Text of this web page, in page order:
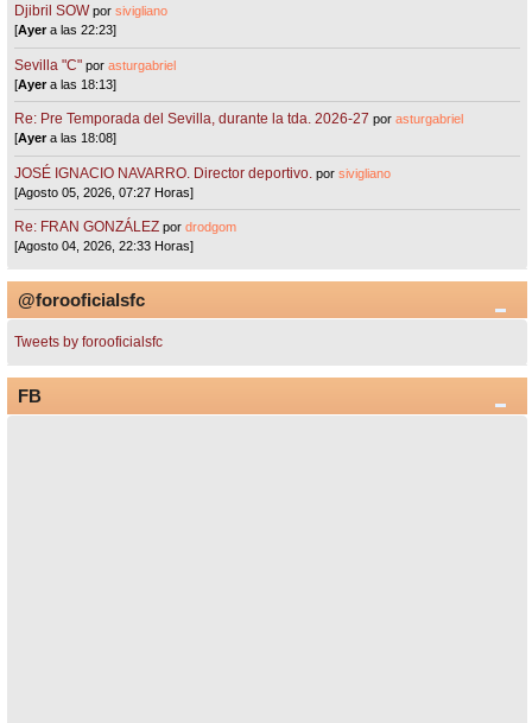
Djibril SOW porsivigliano
[Ayera las 22:23]
Sevilla "C"porasturgabriel
[Ayera las 18:13]
Re: Pre Temporada del Sevilla, durante la tda. 2026-27 porasturgabriel
[Ayera las 18:08]
JOSÉ IGNACIO NAVARRO. Director deportivo. porsivigliano
[Agosto 05, 2026, 07:27 Horas]
Re: FRAN GONZÁLEZ pordrodgom
[Agosto 04, 2026, 22:33 Horas]
@forooficialsfc
Tweets by forooficialsfc
FB